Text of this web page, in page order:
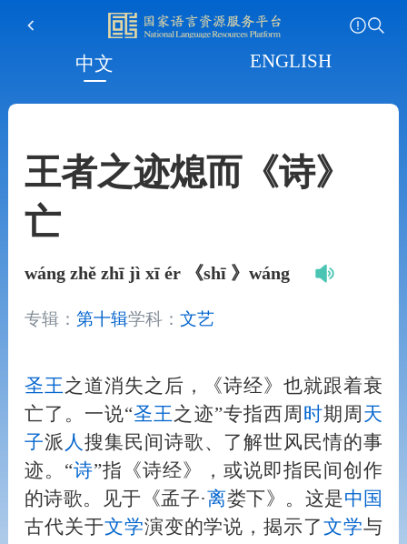
中文 ENGLISH
王者之迹熄而《诗》
亡
wáng zhě zhī jì xī ér 《shī 》wáng
专辑： 第十辑学科： 文艺
圣王 之道消失之后，《诗经》也就跟着衰
亡了。一说“圣王 之迹”专指西周 时期周 天
子派 人 搜集民间诗歌、了解世风民情的事
迹。“诗”指《诗经》，或说即指民间创作
的诗歌。见于《孟子·离娄下》。这是中国
古代关于文学演变的学说，揭示了文学与